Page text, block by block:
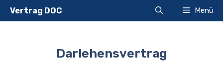
Zum
Vertrag DOC Menü
Darlehensvertrag